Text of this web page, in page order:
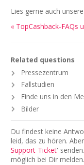
Lies gerne auch
« TopCashback-FAQs
Related questions
Pressezentrum
Fallstudien
Finde uns in den
Bilder
Du findest keine
leid, das zu hören.
Support-Ticket'
möglich bei Dir melden.